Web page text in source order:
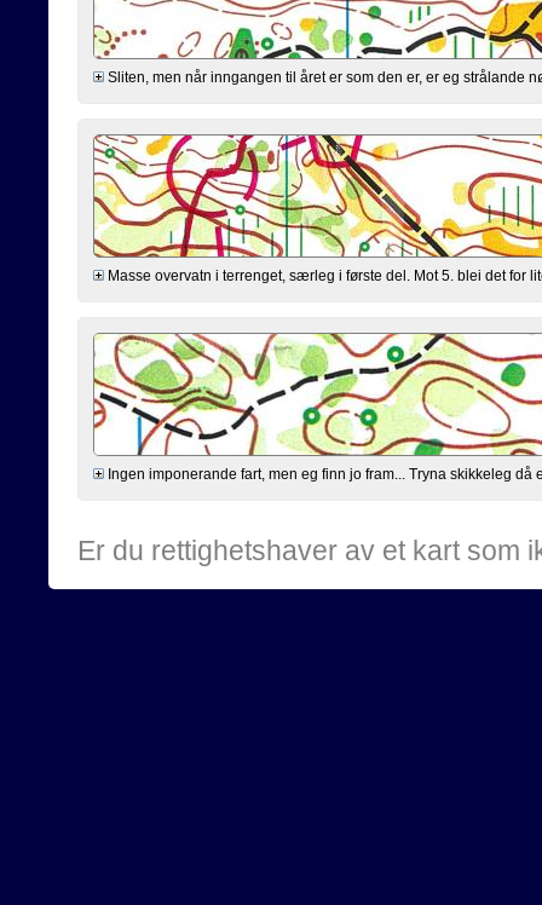
Sliten, men når inngangen til året er som den er, er eg strålande
Masse overvatn i terrenget, særleg i første del. Mot 5. blei det for
Ingen imponerande fart, men eg finn jo fram... Tryna skikkeleg
Er du rettighetshaver av et kart